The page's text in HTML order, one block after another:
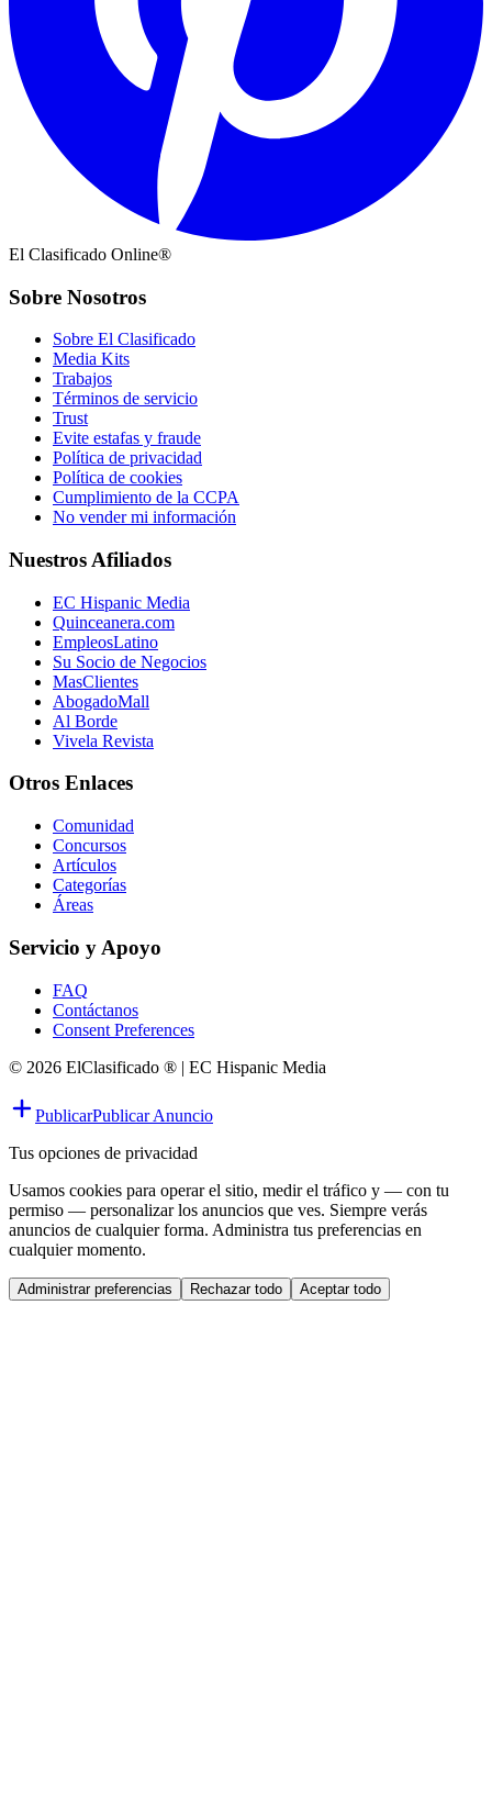
El Clasificado Online®
Sobre Nosotros
Sobre El Clasificado
Media Kits
Trabajos
Términos de servicio
Trust
Evite estafas y fraude
Política de privacidad
Política de cookies
Cumplimiento de la CCPA
No vender mi información
Nuestros Afiliados
EC Hispanic Media
Quinceanera.com
EmpleosLatino
Su Socio de Negocios
MasClientes
AbogadoMall
Al Borde
Vivela Revista
Otros Enlaces
Comunidad
Concursos
Artículos
Categorías
Áreas
Servicio y Apoyo
FAQ
Contáctanos
Consent Preferences
© 2026 ElClasificado ® | EC Hispanic Media
PublicarPublicar Anuncio
Tus opciones de privacidad
Usamos cookies para operar el sitio, medir el tráfico y — con tu
permiso — personalizar los anuncios que ves. Siempre verás
anuncios de cualquier forma. Administra tus preferencias en
cualquier momento.
Administrar preferencias Rechazar todo Aceptar todo